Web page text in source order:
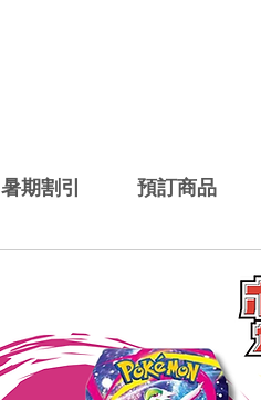
暑期割引 預訂商品